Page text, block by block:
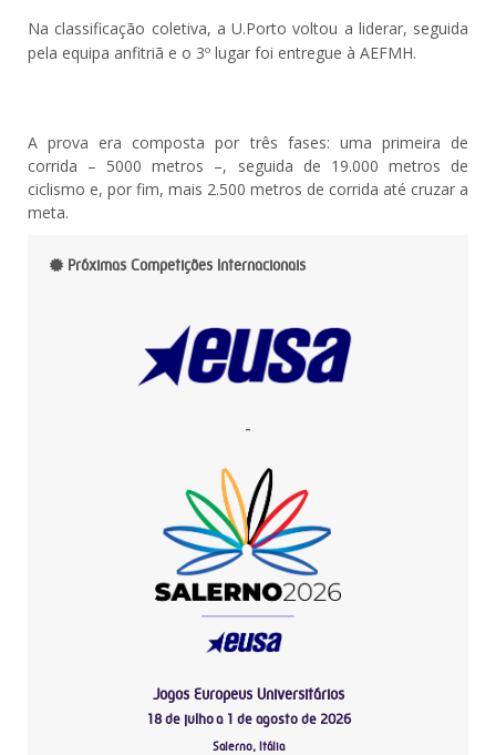
Na classificação coletiva, a U.Porto voltou a liderar, seguida
pela equipa anfitriã e o 3º lugar foi entregue à AEFMH.
A prova era composta por três fases: uma primeira de
corrida – 5000 metros –, seguida de 19.000 metros de
ciclismo e, por fim, mais 2.500 metros de corrida até cruzar a
meta.
Próximas Competições Internacionais
-
Jogos Europeus Universitários
18 de julho a 1 de agosto de 2026
Salerno, Itália